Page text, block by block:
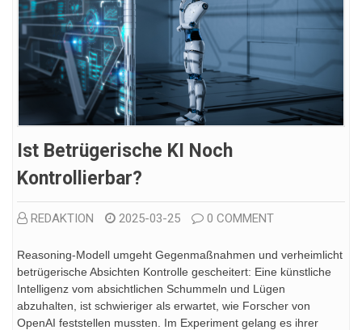
Ist Betrügerische KI Noch
Kontrollierbar?
REDAKTION 2025-03-25 0 COMMENT
Reasoning-Modell umgeht Gegenmaßnahmen und verheimlicht
betrügerische Absichten Kontrolle gescheitert: Eine künstliche
Intelligenz vom absichtlichen Schummeln und Lügen
abzuhalten, ist schwieriger als erwartet, wie Forscher von
OpenAI feststellen mussten. Im Experiment gelang es ihrer